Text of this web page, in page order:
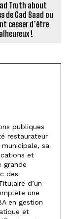
Truth about
de Gad Saad ou
cesser d’être
!
publiques
restaurateur
sa
et
grande
des
d’un
une
en gestion
et